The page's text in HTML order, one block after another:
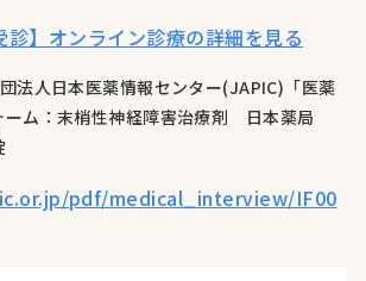
診】オンライン診療の詳細を見る
人日本医薬情報センター(JAPIC)「医薬
ーム：末梢性神経障害治療剤 日本薬局
pdf/medical_interview/IF00